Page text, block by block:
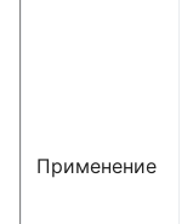
Применение